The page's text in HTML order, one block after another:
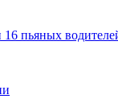
пьяных